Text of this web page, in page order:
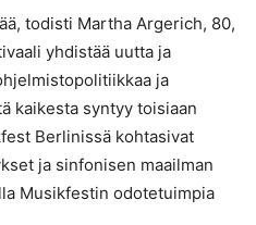
todisti Martha Argerich, 80,
yhdistää uutta ja
ja
kaikesta syntyy toisiaan
Berlinissä kohtasivat
ja sinfonisen maailman
Musikfestin odotetuimpia